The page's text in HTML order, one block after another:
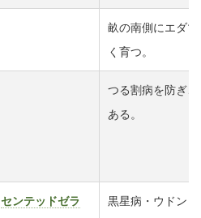
畝の南側にエダ
く育つ。
つる割病を防ぎ
ある。
センテッドゼラ
黒星病・ウドン